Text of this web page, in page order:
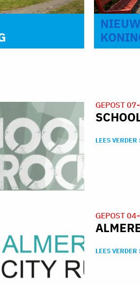
GEPOST
LEES VERDER
GEPOST
LEES VERDER